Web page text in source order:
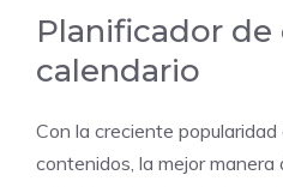
Planificador
calendario
Con la creciente
contenidos, la mejor manera